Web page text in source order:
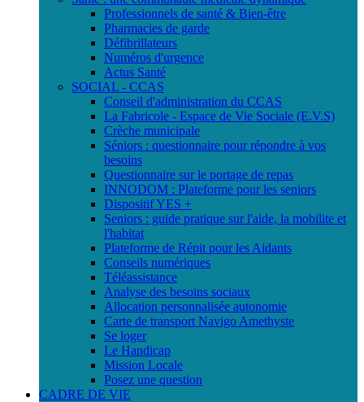
Professionnels de santé & Bien-être
Pharmacies de garde
Défibrillateurs
Numéros d'urgence
Actus Santé
SOCIAL - CCAS
Conseil d'administration du CCAS
La Fabricole - Espace de Vie Sociale (E.V.S)
Crèche municipale
Séniors : questionnaire pour répondre à vos
besoins
Questionnaire sur le portage de repas
INNODOM : Plateforme pour les seniors
Dispositif YES +
Seniors : guide pratique sur l'aide, la mobilite et
l'habitat
Plateforme de Répit pour les Aidants
Conseils numériques
Téléassistance
Analyse des besoins sociaux
Allocation personnalisée autonomie
Carte de transport Navigo Amethyste
Se loger
Le Handicap
Mission Locale
Posez une question
CADRE DE VIE